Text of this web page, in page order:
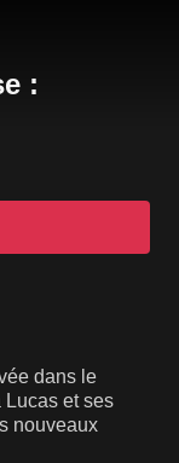
dans le
Lucas et ses
nouveaux